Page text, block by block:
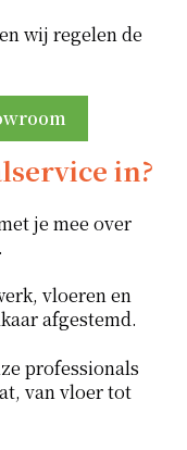
wij regelen de
in?
je mee over
vloeren en
afgestemd.
professionals
van vloer tot